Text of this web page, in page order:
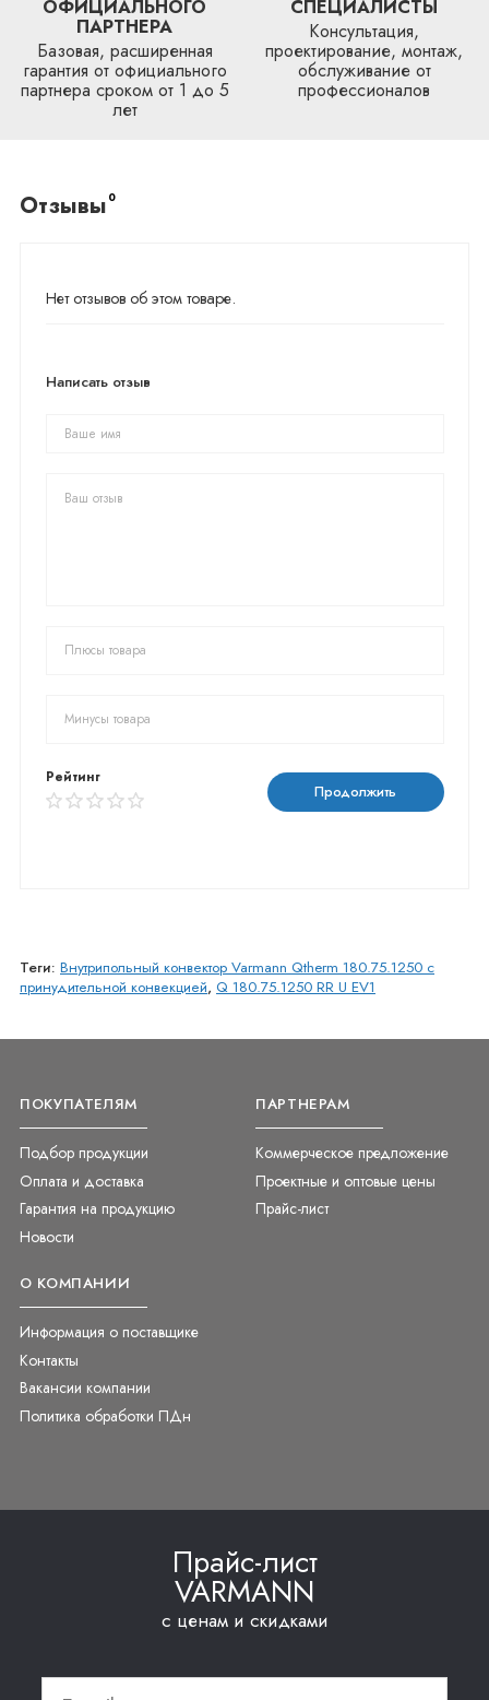
ОФИЦИАЛЬНОГО
ПАРТНЕРА
Базовая, расширенная
гарантия от официального
партнера сроком от 1 до 5
лет
СПЕЦИАЛИСТЫ
Консультация,
проектирование, монтаж,
обслуживание от
профессионалов
Отзывы 0
Нет отзывов об этом товаре.
Написать отзыв
Рейтинг
Продолжить
Теги: Внутрипольный конвектор Varmann Qtherm 180.75.1250 с
принудительной конвекцией, Q 180.75.1250 RR U EV1
ПОКУПАТЕЛЯМ
Подбор продукции
Оплата и доставка
Гарантия на продукцию
Новости
ПАРТНЕРАМ
Коммерческое предложение
Проектные и оптовые цены
Прайс-лист
О КОМПАНИИ
Информация о поставщике
Контакты
Вакансии компании
Политика обработки ПДн
Прайс-лист
VARMANN
с ценам и скидками